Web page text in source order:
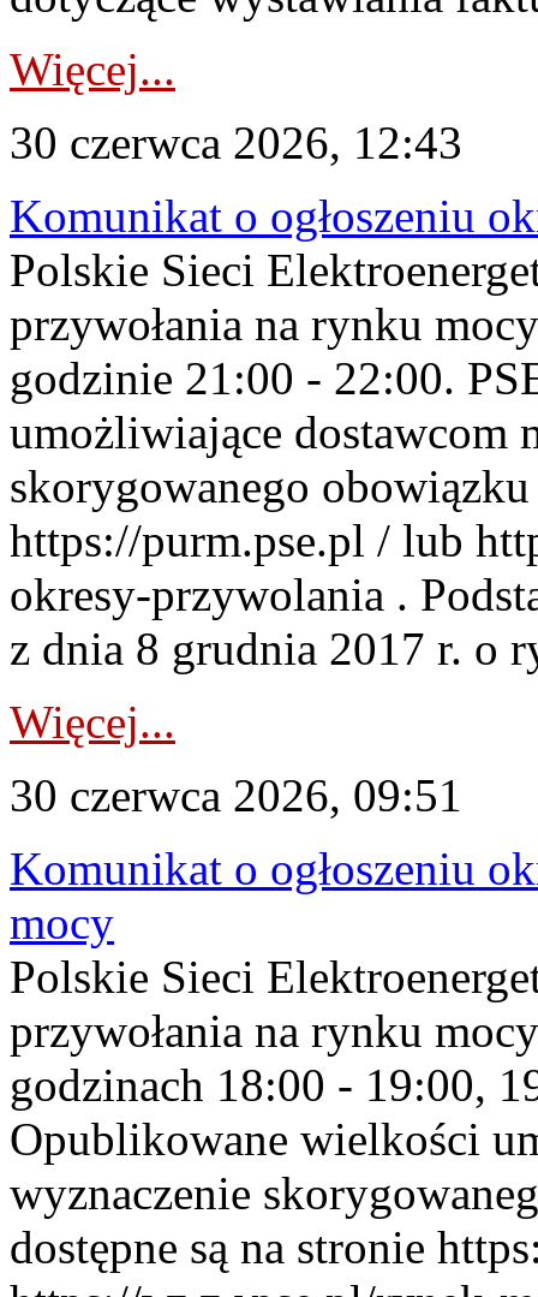
Więcej...
30 czerwca 2026, 12:43
Komunikat o ogłoszeniu
Polskie Sieci
przywołania na rynku
godzinie 21:00 - 22:00.
umożliwiające dostawcom
skorygowanego
https://purm.pse.pl / lub
okresy-przywolania .
z dnia 8 grudnia 2017 r. o
Więcej...
30 czerwca 2026, 09:51
Komunikat o ogłoszeniu
mocy
Polskie Sieci
przywołania na rynku
godzinach 18:00 - 19:00,
Opublikowane wielkości
wyznaczenie
dostępne są na stronie